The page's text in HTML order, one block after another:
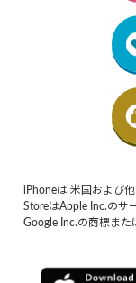
iPhoneは 米国および
StoreはApple Inc.のサ
Google Inc.の商標また